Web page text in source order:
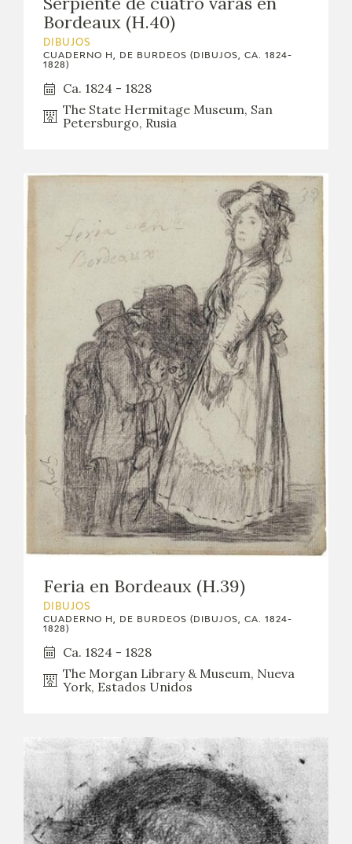
Bordeaux (H.40)
DIBUJOS
CUADERNO H, DE BURDEOS (DIBUJOS, CA. 1824-
1828)
Ca. 1824 - 1828
The State Hermitage Museum, San
Petersburgo, Rusia
Feria en Bordeaux (H.39)
DIBUJOS
CUADERNO H, DE BURDEOS (DIBUJOS, CA. 1824-
1828)
Ca. 1824 - 1828
The Morgan Library & Museum, Nueva
York, Estados Unidos